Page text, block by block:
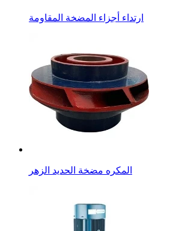
ارتداء أجزاء المضخة المقاومة
المكره مضخة الحديد الزهر